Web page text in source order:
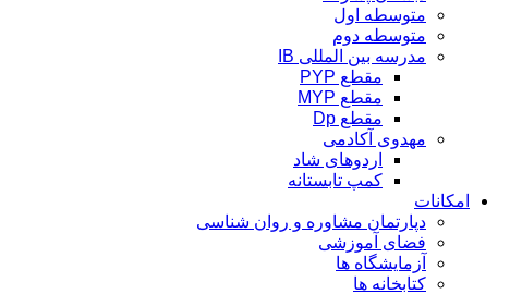
متوسطه اول
متوسطه دوم
مدرسه بین المللی IB
مقطع PYP
مقطع MYP
مقطع Dp
مهدوی آکادمی
اردوهای شاد
کمپ تابستانه
امکانات
دپارتمان مشاوره و روان شناسی
فضای آموزشی
آزمایشگاه ها
کتابخانه ها